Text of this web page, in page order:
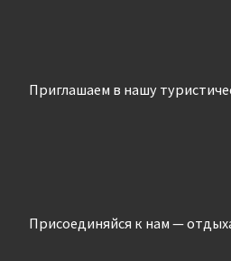
Приглашаем в нашу
Присоединяйся к нам —